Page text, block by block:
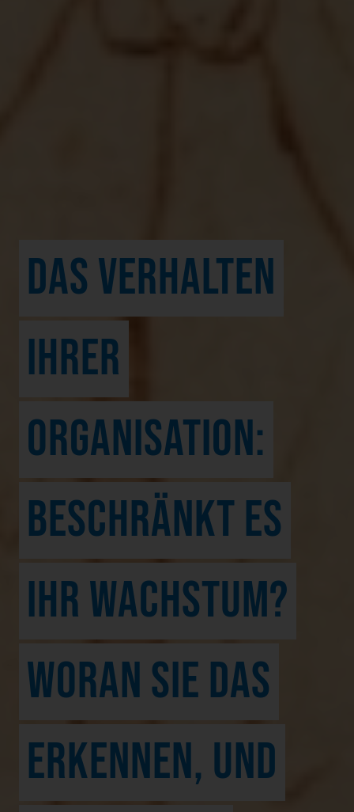
DAS VERHALTEN
IHRER
ORGANISATION:
BESCHRÄNKT ES
IHR WACHSTUM?
WORAN SIE DAS
ERKENNEN, UND